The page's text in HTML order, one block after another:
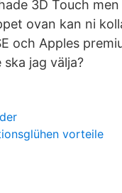
3D Touch
ovan kan ni
och Apples
jag välja?
vorteile